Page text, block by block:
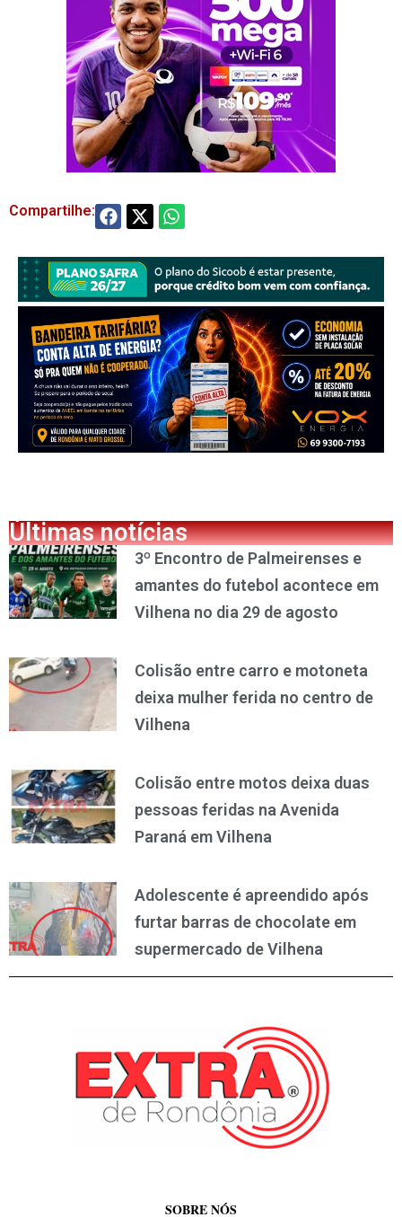
Compartilhe:
Últimas notícias
3º Encontro de Palmeirenses e
amantes do futebol acontece em
Vilhena no dia 29 de agosto
Colisão entre carro e motoneta
deixa mulher ferida no centro de
Vilhena
Colisão entre motos deixa duas
pessoas feridas na Avenida
Paraná em Vilhena
Adolescente é apreendido após
furtar barras de chocolate em
supermercado de Vilhena
SOBRE NÓS